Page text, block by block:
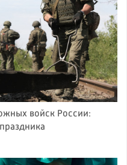
войск России: